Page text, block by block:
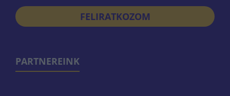
FELIRATKOZOM
PARTNEREINK